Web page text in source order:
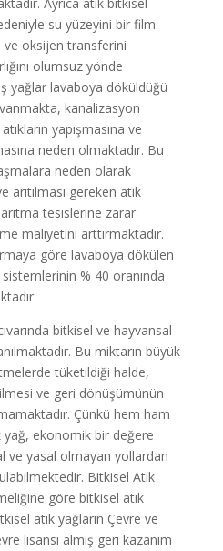
su yüzeyini bir film
ve oksijen transferini
olumsuz yönde
yağlar lavaboya döküldüğü
kanalizasyon
yapışmasına ve
neden olmaktadır. Bu
neden olarak
gereken atık
tesislerine zarar
maliyetini arttırmaktadır.
göre lavaboya dökülen
% 40 oranında
bitkisel ve hayvansal
Bu miktarın büyük
tüketildiği halde,
ve geri dönüşümünün
Çünkü hem ham
yağ, ekonomik bir değere
ve yasal olmayan yollardan
Bitkisel Atık
göre bitkisel atık
atık yağların Çevre ve
lisansı almış geri kazanım